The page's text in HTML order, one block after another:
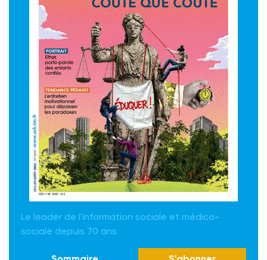
Le leader de l'information sociale et médico-
sociale depuis 70 ans